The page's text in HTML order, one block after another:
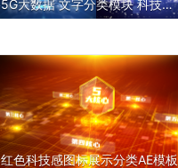
5G大数据 文字分类模块 科技标
题【多款】
红色科技感图标展示分类AE模板